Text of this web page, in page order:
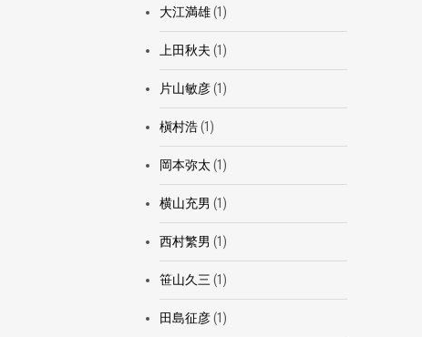
大江満雄(1)
上田秋夫 (1)
片山敏彦(1)
槇村浩(1)
岡本弥太 (1)
横山充男 (1)
西村繁男 (1)
笹山久三 (1)
田島征彦(1)